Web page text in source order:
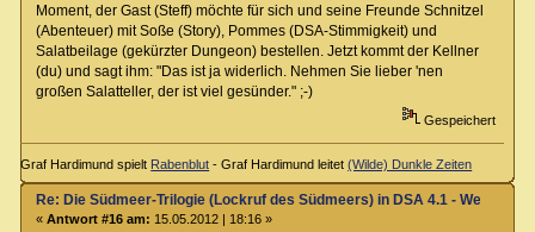
Moment, der Gast (Steff) möchte für sich und seine Freunde Schnitzel
(Abenteuer) mit Soße (Story), Pommes (DSA-Stimmigkeit) und
Salatbeilage (gekürzter Dungeon) bestellen. Jetzt kommt der Kellner
(du) und sagt ihm: "Das ist ja widerlich. Nehmen Sie lieber 'nen
großen Salatteller, der ist viel gesünder." ;-)
Gespeichert
Graf Hardimund spielt Rabenblut - Graf Hardimund leitet(Wilde) Dunkle Zeiten
Re: Die Südmeer-Trilogie (Lockruf des Südmeers) in DSA 4.1 - Wer hat
« Antwort #16 am: 15.05.2012 | 18:16 »